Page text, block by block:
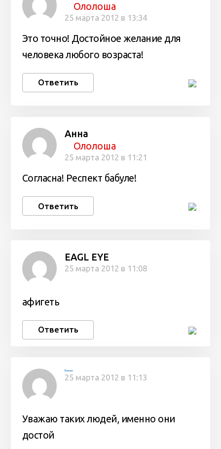
Ололоша
25 марта 2012 в 13:34
Это точно! Достойное желание для
человека любого возраста!
Ответить
Анна
Ололоша
25 марта 2012 в 11:21
Согласна! Респект бабуле!
Ответить
EAGL EYE
25 марта 2012 в 11:08
афигеть
Ответить
Павел
25 марта 2012 в 11:13
Уважаю таких людей, именно они
достой